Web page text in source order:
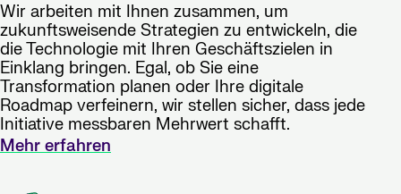
Wir arbeiten mit Ihnen zusammen, um
zukunftsweisende Strategien zu entwickeln, die
die Technologie mit Ihren Geschäftszielen in
Einklang bringen. Egal, ob Sie eine
Transformation planen oder Ihre digitale
Roadmap verfeinern, wir stellen sicher, dass jede
Initiative messbaren Mehrwert schafft.
Mehr erfahren